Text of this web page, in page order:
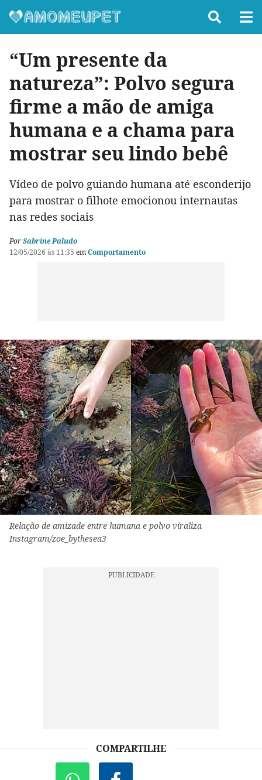
“Um presente da
natureza”: Polvo segura
firme a mão de amiga
humana e a chama para
mostrar seu lindo bebê
Vídeo de polvo guiando humana até esconderijo
para mostrar o filhote emocionou internautas
nas redes sociais
PorSabrine Paludo
12/05/2026 às 11:35 emComportamento
Relação de amizade entre humana e polvo viraliza
Instagram/zoe_bythesea3
COMPARTILHE